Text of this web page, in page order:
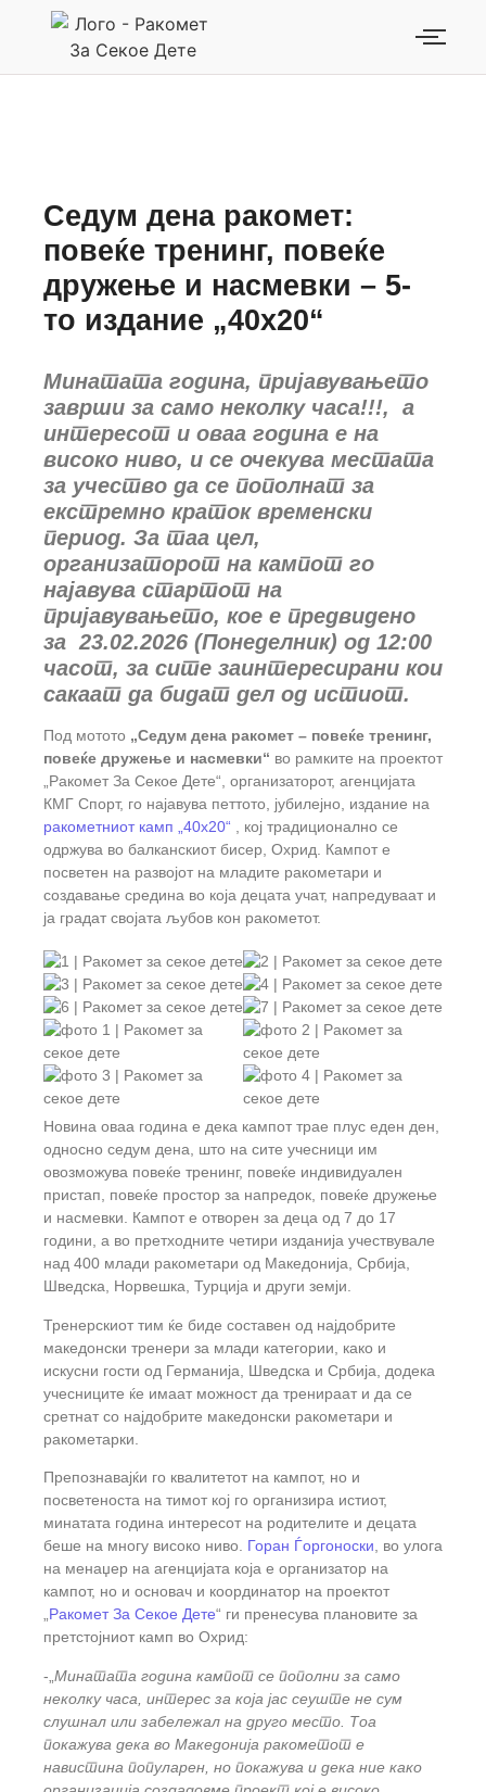
Седум дена ракомет:
повеќе тренинг, повеќе
дружење и насмевки – 5-
то издание „40х20“
Минатата година, пријавувањето
заврши за само неколку часа!!!, а
интересот и оваа година е на
високо ниво, и се очекува местата
за учество да се пополнат за
екстремно краток временски
период. За таа цел,
организаторот на кампот го
најавува стартот на
пријавувањето, кое е предвидено
за 23.02.2026 (Понеделник) од 12:00
часот, за сите заинтересирани кои
сакаат да бидат дел од истиот.
Под мотото „Седум дена ракомет – повеќе тренинг,
повеќе дружење и насмевки“ во рамките на проектот
„Ракомет За Секое Дете“, организаторот, агенцијата
КМГ Спорт, го најавува петтото, јубилејно, издание на
ракометниот камп „40х20“ , кој традиционално се
одржува во балканскиот бисер, Охрид. Кампот е
посветен на развојот на младите ракометари и
создавање средина во која децата учат, напредуваат и
ја градат својата љубов кон ракометот.
Новина оваа година е дека кампот трае плус еден ден,
односно седум дена, што на сите учесници им
овозможува повеќе тренинг, повеќе индивидуален
пристап, повеќе простор за напредок, повеќе дружење
и насмевки. Кампот е отворен за деца од 7 до 17
години, а во претходните четири изданија учествувале
над 400 млади ракометари од Македонија, Србија,
Шведска, Норвешка, Турција и други земји.
Тренерскиот тим ќе биде составен од најдобрите
македонски тренери за млади категории, како и
искусни гости од Германија, Шведска и Србија, додека
учесниците ќе имаат можност да тренираат и да се
сретнат со најдобрите македонски ракометари и
ракометарки.
Препознавајќи го квалитетот на кампот, но и
посветеноста на тимот кој го организира истиот,
минатата година интересот на родителите и децата
беше на многу високо ниво. Горан Ѓоргоноски , во улога
на менаџер на агенцијата која е организатор на
кампот, но и основач и координатор на проектот
Ракомет За Секое Дете“ ги пренесува плановите за
претстојниот камп во Охрид:
-„ Минатата година кампот се пополни за само
неколку часа, интерес за која јас сеуште не сум
слушнал или забележал на друго место. Тоа
покажува дека во Македонија ракометот е
навистина популарен, но покажува и дека ние како